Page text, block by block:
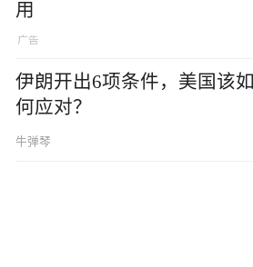
用
伊朗开出6项条件，美国该如
何应对？
牛弹琴